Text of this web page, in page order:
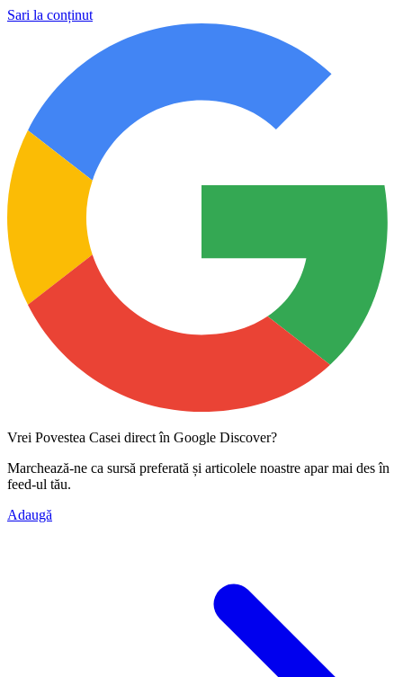
Sari la conținut
Vrei Povestea Casei direct în Google Discover?
Marchează-ne ca sursă preferată și articolele noastre apar mai des în
feed-ul tău.
Adaugă